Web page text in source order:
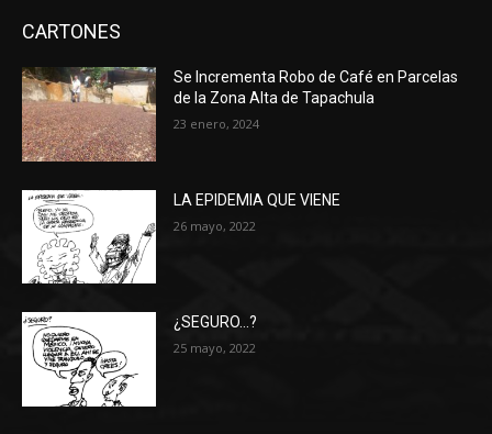
CARTONES
Se Incrementa Robo de Café en Parcelas
de la Zona Alta de Tapachula
23 enero, 2024
LA EPIDEMIA QUE VIENE
26 mayo, 2022
¿SEGURO…?
25 mayo, 2022